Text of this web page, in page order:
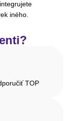
iného.
TOP